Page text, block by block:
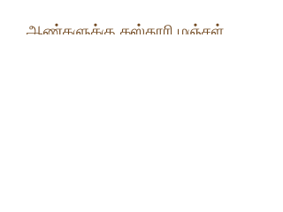
ஆண்களுக்கு கஸ்தூரி மஞ்சள்